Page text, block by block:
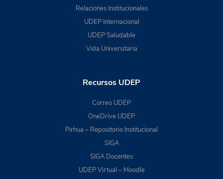
Relaciones Institucionales
UDEP Internacional
UDEP Saludable
Vida Universitaria
Recursos UDEP
Correo UDEP
OneDrive UDEP
Pirhua – Repositorio Institucional
SIGA
SIGA Docentes
UDEP Virtual – Moodle